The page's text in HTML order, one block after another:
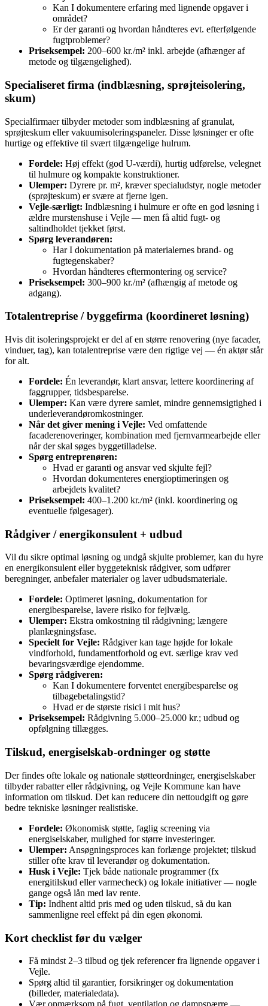
Kan I dokumentere erfaring med lignende opgaver i
området?
Er der garanti og hvordan håndteres evt. efterfølgende
fugtproblemer?
Priseksempel: 200–600 kr./m² inkl. arbejde (afhænger af
metode og tilgængelighed).
Specialiseret firma (indblæsning, sprøjteisolering,
skum)
Specialfirmaer tilbyder metoder som indblæsning af granulat,
sprøjteskum eller vakuumisoleringspaneler. Disse løsninger er ofte
hurtige og effektive til svært tilgængelige hulrum.
Fordele: Høj effekt (god U‑værdi), hurtig udførelse, velegnet
til hulmure og kompakte konstruktioner.
Ulemper: Dyrere pr. m², kræver specialudstyr, nogle metoder
(sprøjte­skum) er svære at fjerne igen.
Vejle‑særligt: Indblæsning i hulmure er ofte en god løsning i
ældre murstenshuse i Vejle — men få altid fugt- og
saltindholdet tjekket først.
Spørg leverandøren:
Har I dokumentation på materialernes brand- og
fugtegenskaber?
Hvordan håndteres eftermontering og service?
Priseksempel: 300–900 kr./m² (afhængig af metode og
adgang).
Totalentreprise / byggefirma (koordineret løsning)
Hvis dit isoleringsprojekt er del af en større renovering (nye facader,
vinduer, tag), kan totalentreprise være den rigtige vej — én aktør står
for alt.
Fordele: Én leverandør, klart ansvar, lettere koordinering af
faggrupper, tidsbesparelse.
Ulemper: Kan være dyrere samlet, mindre gennemsigtighed i
underleverandøromkostninger.
Når det giver mening i Vejle: Ved omfattende
facaderenoveringer, kombination med fjernvarmearbejde eller
når der skal søges byggetilladelse.
Spørg entreprenøren:
Hvad er garanti og ansvar ved skjulte fejl?
Hvordan dokumenteres energioptimeringen og
arbejdets kvalitet?
Priseksempel: 400–1.200 kr./m² (inkl. koordinering og
eventuelle følgesager).
Rådgiver / energikonsulent + udbud
Vil du sikre optimal løsning og undgå skjulte problemer, kan du hyre
en energikonsulent eller byggeteknisk rådgiver, som udfører
beregninger, anbefaler materialer og laver udbudsmateriale.
Fordele: Optimeret løsning, dokumentation for
energibesparelse, lavere risiko for fejlvælg.
Ulemper: Ekstra omkostning til rådgivning; længere
planlægningsfase.
Specielt for Vejle: Rådgiver kan tage højde for lokale
vindforhold, fundamentforhold og evt. særlige krav ved
bevaringsværdige ejendomme.
Spørg rådgiveren:
Kan I dokumentere forventet energibesparelse og
tilbagebetalingstid?
Hvad er de største risici i mit hus?
Priseksempel: Rådgivning 5.000–25.000 kr.; udbud og
opfølgning tillægges.
Tilskud, energiselskab‑ordninger og støtte
Der findes ofte lokale og nationale støtteordninger, energiselskaber
tilbyder rabatter eller rådgivning, og Vejle Kommune kan have
information om tilskud. Det kan reducere din nettoudgift og gøre
bedre tekniske løsninger realistiske.
Fordele: Økonomisk støtte, faglig screening via
energiselskaber, mulighed for større investeringer.
Ulemper: Ansøgningsproces kan forlænge projektet; tilskud
stiller ofte krav til leverandør og dokumentation.
Husk i Vejle: Tjek både nationale programmer (fx
energitilskud eller varmecheck) og lokale initiativer — nogle
gange også lån med lav rente.
Tip: Indhent altid pris med og uden tilskud, så du kan
sammenligne reel effekt på din egen økonomi.
Kort checklist før du vælger
Få mindst 2–3 tilbud og tjek referencer fra lignende opgaver i
Vejle.
Spørg altid til garantier, forsikringer og dokumentation
(billeder, materialedata).